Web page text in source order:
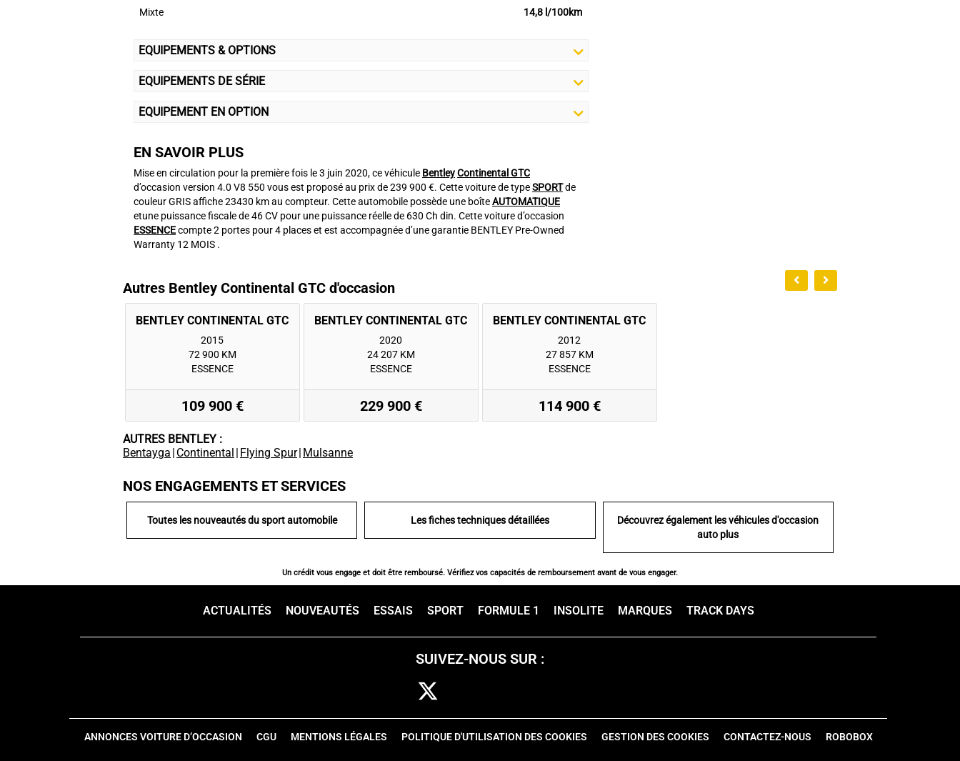
Mixte 14,8 l/100km
EQUIPEMENTS & OPTIONS
EQUIPEMENTS DE SÉRIE
EQUIPEMENT EN OPTION
EN SAVOIR PLUS
Mise en circulation pour la première fois le 3 juin 2020, ce véhicule BentleyContinental GTC
d’occasion version 4.0 V8 550 vous est proposé au prix de 239 900 €. Cette voiture de typeSPORTde
couleur GRIS affiche 23430 km au compteur. Cette automobile possède une boîteAUTOMATIQUE
etune puissance fiscale de 46 CV pour une puissance réelle de 630 Ch din. Cette voiture d’occasion
ESSENCEcompte 2 portes pour 4 places et est accompagnée d’une garantie BENTLEY Pre-Owned
Warranty 12 MOIS .
Autres Bentley Continental GTC d'occasion
2015
72 900 KM
ESSENCE
109 900 €
2020
24 207 KM
ESSENCE
229 900 €
2012
27 857 KM
ESSENCE
114 900 €
AUTRES BENTLEY :
Bentayga Continental Flying Spur Mulsanne
NOS ENGAGEMENTS ET SERVICES
Toutes les nouveautés du sport automobile Les fiches techniques détaillées
Découvrez également les véhicules d'occasion
auto plus
Un crédit vous engage et doit être remboursé. Vérifiez vos capacités de remboursement avant de vous engager.
ACTUALITÉS NOUVEAUTÉS ESSAIS SPORT FORMULE 1 INSOLITE MARQUES TRACK DAYS
SUIVEZ-NOUS SUR :
ANNONCES VOITURE D’OCCASION CGU MENTIONS LÉGALES POLITIQUE D'UTILISATION DES COOKIES GESTION DES COOKIES CONTACTEZ-NOUS ROBOBOX